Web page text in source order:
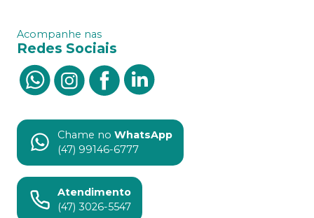
Acompanhe nas
Redes Sociais
Chame no WhatsApp
(47) 99146-6777
Atendimento
(47) 3026-5547